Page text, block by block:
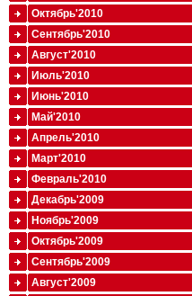
Октябрь'2010
Сентябрь'2010
Август'2010
Июль'2010
Июнь'2010
Май'2010
Апрель'2010
Март'2010
Февраль'2010
Декабрь'2009
Ноябрь'2009
Октябрь'2009
Сентябрь'2009
Август'2009